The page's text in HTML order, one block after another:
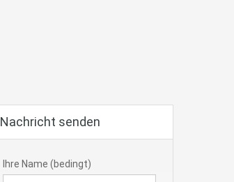
Nachricht senden
Ihre Name (bedingt)